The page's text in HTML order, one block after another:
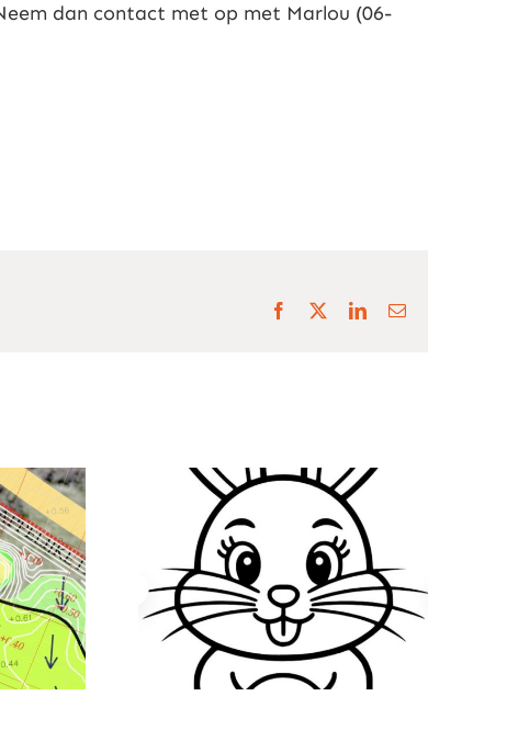
dan contact met op met Marlou (06-
Facebook LinkedIn
E-